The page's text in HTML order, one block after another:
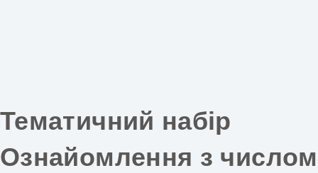
Тематичний набір
Ознайомлення з числом